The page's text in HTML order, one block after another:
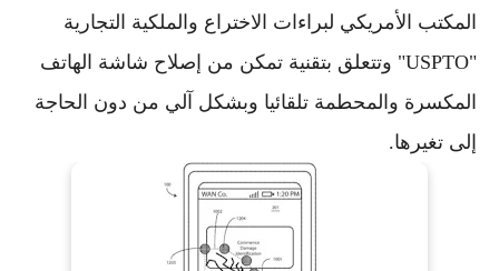
المكتب الأمريكي لبراءات الاختراع والملكية التجارية
"USPTO" وتتعلق بتقنية تمكن من إصلاح شاشة الهاتف
المكسرة والمحطمة تلقائيا وبشكل آلي من دون الحاجة
إلى تغيرها.